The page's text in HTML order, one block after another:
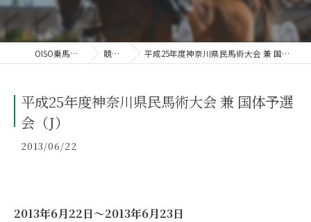
OISO乗馬クラブ 競技会 平成25年度神奈川県民馬術大会 兼 国体予選会（J）
平成25年度神奈川県民馬術大会 兼 国体予選
会（J）
2013/06/22
2013年6月22日～2013年6月23日